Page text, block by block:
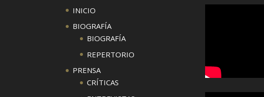
INICIO
BIOGRAFÍA
BIOGRAFÍA
REPERTORIO
PRENSA
CRÍTICAS